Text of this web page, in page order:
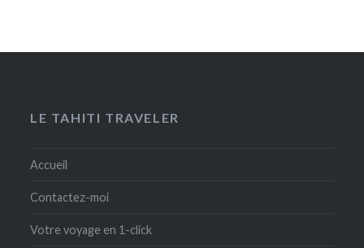
LE TAHITI TRAVELER
Accueil
Contactez-moi
Votre voyage en 1-click